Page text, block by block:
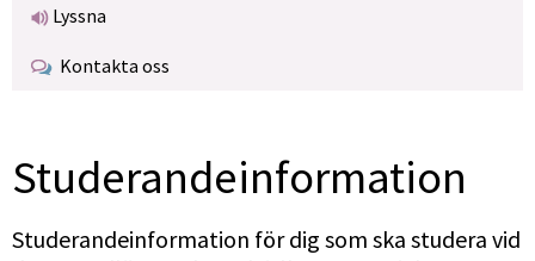
Lyssna
Kontakta oss
Studerande­information
Studerandeinformation för dig som ska studera vid